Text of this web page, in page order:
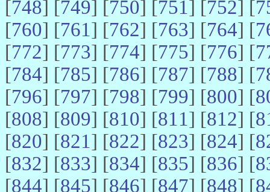
[748] [749] [750] [751] [752] [
[760] [761] [762] [763] [764] [
[772] [773] [774] [775] [776] [
[784] [785] [786] [787] [788] [
[796] [797] [798] [799] [800] [
[808] [809] [810] [811] [812] [
[820] [821] [822] [823] [824] [
[832] [833] [834] [835] [836] [
[844] [845] [846] [847] [848] [